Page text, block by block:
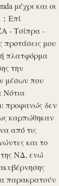
μέχρι και οι
Επί
- Τσίπρα -
μου
πλατφόρμα
την
μέσων που
Νότια
προφανώς δεν
καρπώθηκαν
από τις
και το
ΝΔ, ενώ
παρακρατούν